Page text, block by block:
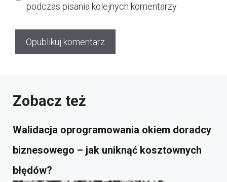
podczas pisania kolejnych komentarzy.
Zobacz też
Walidacja oprogramowania okiem doradcy
biznesowego – jak uniknąć kosztownych
błędów?